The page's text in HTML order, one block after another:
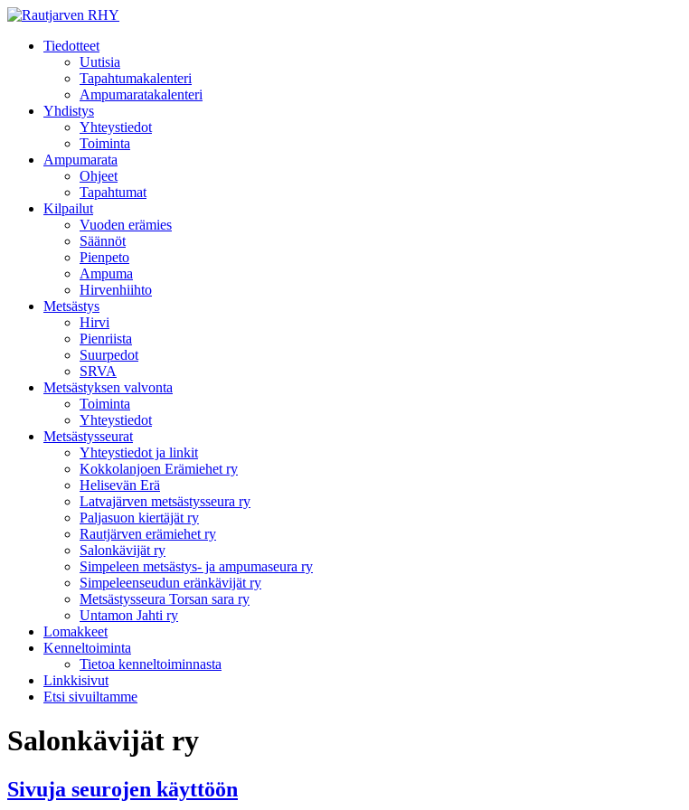
Tiedotteet
Uutisia
Tapahtumakalenteri
Ampumaratakalenteri
Yhdistys
Yhteystiedot
Toiminta
Ampumarata
Ohjeet
Tapahtumat
Kilpailut
Vuoden erämies
Säännöt
Pienpeto
Ampuma
Hirvenhiihto
Metsästys
Hirvi
Pienriista
Suurpedot
SRVA
Metsästyksen valvonta
Toiminta
Yhteystiedot
Metsästysseurat
Yhteystiedot ja linkit
Kokkolanjoen Erämiehet ry
Helisevän Erä
Latvajärven metsästysseura ry
Paljasuon kiertäjät ry
Rautjärven erämiehet ry
Salonkävijät ry
Simpeleen metsästys- ja ampumaseura ry
Simpeleenseudun eränkävijät ry
Metsästysseura Torsan sara ry
Untamon Jahti ry
Lomakkeet
Kenneltoiminta
Tietoa kenneltoiminnasta
Linkkisivut
Etsi sivuiltamme
Salonkävijät ry
Sivuja seurojen käyttöön